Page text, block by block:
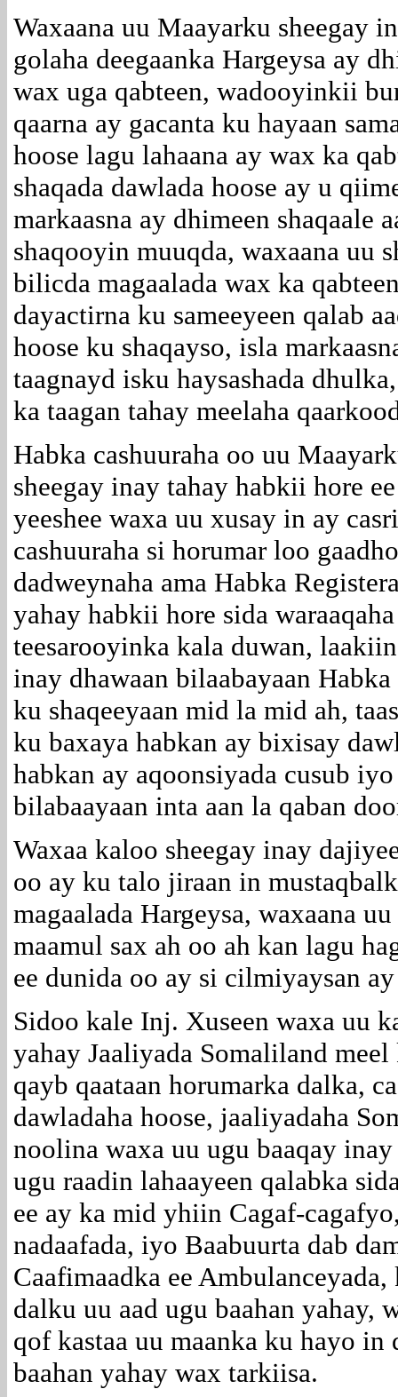
Waxaana uu Maayarku sheegay
golaha deegaanka Hargeysa ay
wax uga qabteen, wadooyinkii
qaarna ay gacanta ku hayaan
hoose lagu lahaana ay wax ka
shaqada dawlada hoose ay u
markaasna ay dhimeen shaqaale
shaqooyin muuqda, waxaana uu
bilicda magaalada wax ka
dayactirna ku sameeyeen qalab
hoose ku shaqayso, isla
taagnayd isku haysashada
ka taagan tahay meelaha
Habka cashuuraha oo uu
sheegay inay tahay habkii hore
yeeshee waxa uu xusay in ay
cashuuraha si horumar loo
dadweynaha ama Habka
yahay habkii hore sida
teesarooyinka kala duwan,
inay dhawaan bilaabayaan
ku shaqeeyaan mid la mid ah,
ku baxaya habkan ay bixisay
habkan ay aqoonsiyada cusub
bilabaayaan inta aan la qaban
Waxaa kaloo sheegay inay
oo ay ku talo jiraan in
magaalada Hargeysa, waxaana
maamul sax ah oo ah kan lagu
ee dunida oo ay si cilmiyaysan ay
Sidoo kale Inj. Xuseen waxa uu
yahay Jaaliyada Somaliland
qayb qaataan horumarka dalka,
dawladaha hoose, jaaliyadaha
noolina waxa uu ugu baaqay
ugu raadin lahaayeen qalabka
ee ay ka mid yhiin Cagaf-
nadaafada, iyo Baabuurta dab
Caafimaadka ee
dalku uu aad ugu baahan yahay,
qof kastaa uu maanka ku hayo
baahan yahay wax tarkiisa.